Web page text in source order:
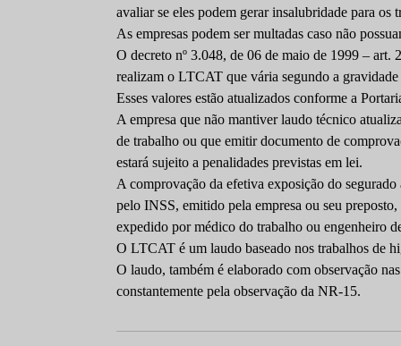
avaliar se eles podem gerar insalubridade para os
As empresas podem ser multadas caso não
O decreto nº 3.048, de 06 de maio de 1999 – art.
realizam o LTCAT que vária segundo a
Esses valores estão atualizados conforme a
A empresa que não mantiver laudo técnico
de trabalho ou que emitir documento de
estará sujeito a penalidades previstas em lei.
A comprovação da efetiva exposição do
pelo INSS, emitido pela empresa ou seu
expedido por médico do trabalho ou engenheiro
O LTCAT é um laudo baseado nos trabalhos de
O laudo, também é elaborado com observação
constantemente pela observação da NR-15.